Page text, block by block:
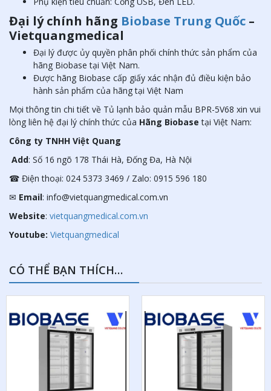
Đại lý chính hãng Biobase Trung Quốc –
Vietquangmedical
Đại lý được ủy quyền phân phối chính thức sản phẩm của
hãng Biobase tại Việt Nam.
Được hãng Biobase cấp giấy xác nhận đủ điều kiện bảo
hành sản phẩm của hãng tại Việt Nam
Mọi thông tin chi tiết về Tủ lạnh bảo quản mẫu BPR-5V68 xin vui
lòng liên hệ đại lý chính thức của Hãng Biobasetại Việt Nam:
Công ty TNHH Việt Quang
Add: Số 16 ngõ 178 Thái Hà, Đống Đa, Hà Nội
☎ Điện thoại: 024 5373 3469 / Zalo: 0915 596 180
✉ Email: info@vietquangmedical.com.vn
Website: vietquangmedical.com.vn
Youtube: Vietquangmedical
CÓ THỂ BẠN THÍCH…